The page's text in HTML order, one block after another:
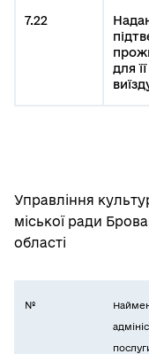
7.22
для
Управління
міської ради
області
№